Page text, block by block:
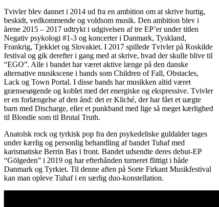
Tvivler blev dannet i 2014 ud fra en ambition om at skrive hurtig,
beskidt, vedkommende og voldsom musik. Den ambition blev i
årene 2015 – 2017 udtrykt i udgivelsen af tre EP’er under titlen
Negativ psykologi #1-3 og koncerter i Danmark, Tyskland,
Frankrig, Tjekkiet og Slovakiet. I 2017 spillede Tvivler på Roskilde
festival og gik derefter i gang med at skrive, hvad der skulle blive til
“EGO”. Alle i bandet har været aktive længe på den danske
alternative musikscene i bands som Children of Fall, Obstacles,
Lack og Town Portal. I disse bands har musikken altid været
grænsesøgende og koblet med det energiske og ekspressive. Tvivler
er en forlængelse af den ånd: det er Kliché, der har fået et uægte
barn med Discharge, eller et punkband med lige så meget kærlighed
til Blondie som til Brutal Truth.
Anatolsk rock og tyrkisk pop fra den psykedeliske guldalder tages
under kærlig og personlig behandling af bandet Tuhaf med
karismatiske Berrin Bas i front. Bandet udsendte deres debut-EP
“Gölgeden” i 2019 og har efterhånden turneret flittigt i både
Danmark og Tyrkiet. Til denne aften på Sorte Firkant Musikfestival
kan man opleve Tuhaf i en særlig duo-konstellation.